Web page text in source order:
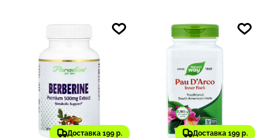
Доставка 199 р. Доставка 199 р.